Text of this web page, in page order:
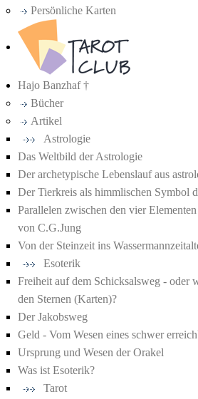
Persönliche Karten
Hajo Banzhaf †
Bücher
Artikel
Astrologie
Das Weltbild der Astrologie
Der archetypische Lebenslauf aus
Der Tierkreis als himmlischen Symbol
Parallelen zwischen den vier
von C.G.Jung
Von der Steinzeit ins
Esoterik
Freiheit auf dem Schicksalsweg - oder
den Sternen (Karten)?
Der Jakobsweg
Geld - Vom Wesen eines schwer
Ursprung und Wesen der Orakel
Was ist Esoterik?
Tarot